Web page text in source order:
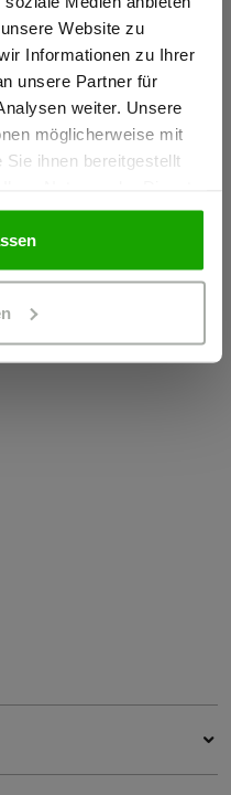
Website zu
Informationen zu Ihrer
unsere Partner für
weiter. Unsere
möglicherweise mit
ihnen bereitgestellt
und weicher
Strasse 1, 86830
bin. Alle
ausgewiesen.